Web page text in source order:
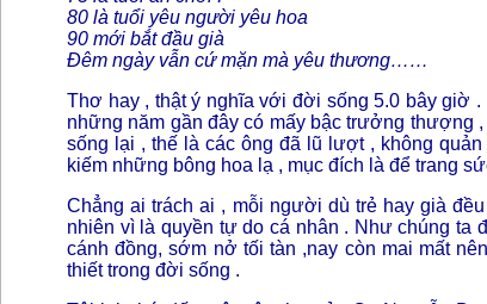
80 là tuổi yêu người yêu hoa
90 mới bắt đầu già
Đêm ngày vẫn cứ mặn mà yêu thương……
Thơ hay , thật ý nghĩa với đời sống 5.0 bây giờ
những năm gần đây có mấy bậc trưởng thượng
sống lại , thế là các ông đã lũ lượt , không
kiếm những bông hoa lạ , mục đích là để trang
Chẳng ai trách ai , mỗi người dù trẻ hay già
nhiên vì là quyền tự do cá nhân . Như chúng ta
cánh đồng, sớm nở tối tàn ,nay còn mai mất
thiết trong đời sống .